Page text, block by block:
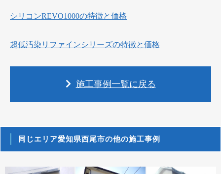
シリコンREVO1000の特徴と価格
超低汚染リファインシリーズの特徴と価格
施工事例一覧に戻る
同じエリア愛知県西尾市の他の施工事例